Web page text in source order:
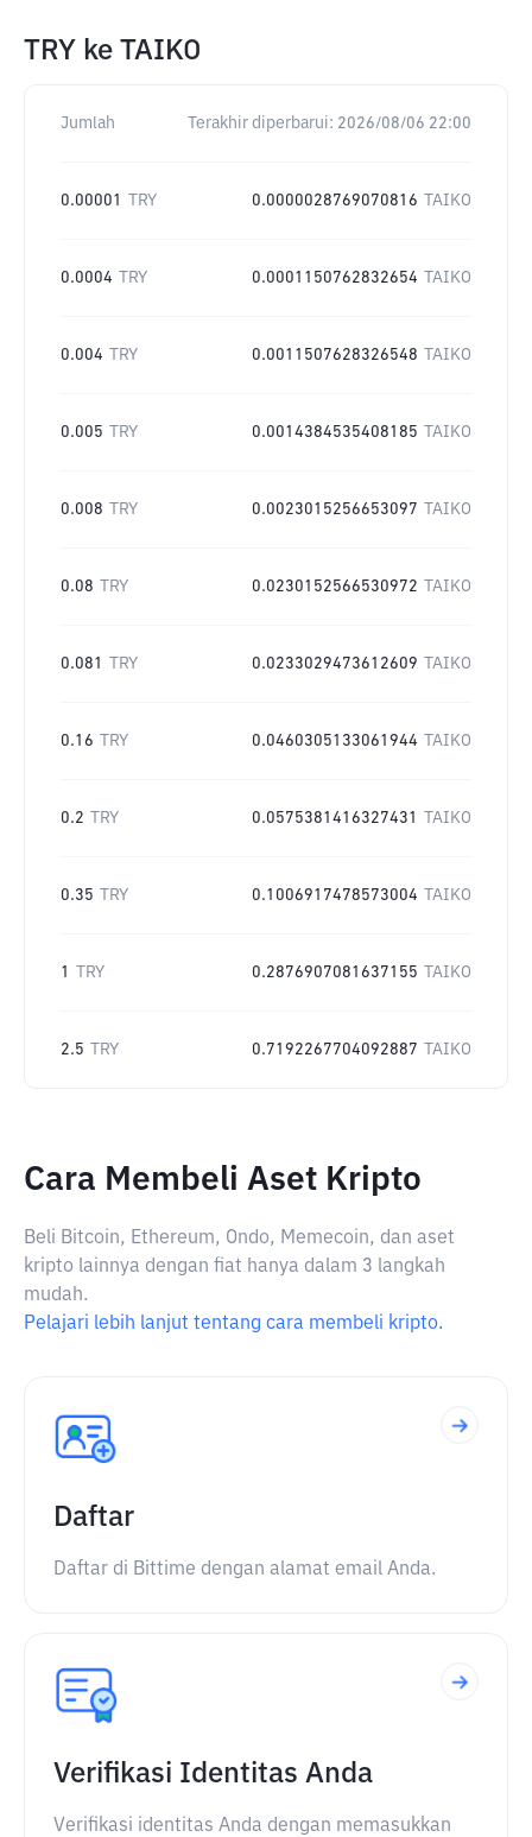
TRY ke TAIKO
Jumlah Terakhir diperbarui: 2026/08/06 22:00
0.00001 TRY 0.0000028769070816 TAIKO
0.0004 TRY 0.0001150762832654 TAIKO
0.004 TRY 0.0011507628326548 TAIKO
0.005 TRY 0.0014384535408185 TAIKO
0.008 TRY 0.0023015256653097 TAIKO
0.08 TRY 0.0230152566530972 TAIKO
0.081 TRY 0.0233029473612609 TAIKO
0.16 TRY 0.0460305133061944 TAIKO
0.2 TRY 0.0575381416327431 TAIKO
0.35 TRY 0.1006917478573004 TAIKO
1 TRY 0.2876907081637155 TAIKO
2.5 TRY 0.7192267704092887 TAIKO
Cara Membeli Aset Kripto
Beli Bitcoin, Ethereum, Ondo, Memecoin, dan aset
kripto lainnya dengan fiat hanya dalam 3 langkah
mudah.
Pelajari lebih lanjut tentang cara membeli kripto.
Daftar
Daftar di Bittime dengan alamat email Anda.
Verifikasi Identitas Anda
Verifikasi identitas Anda dengan memasukkan